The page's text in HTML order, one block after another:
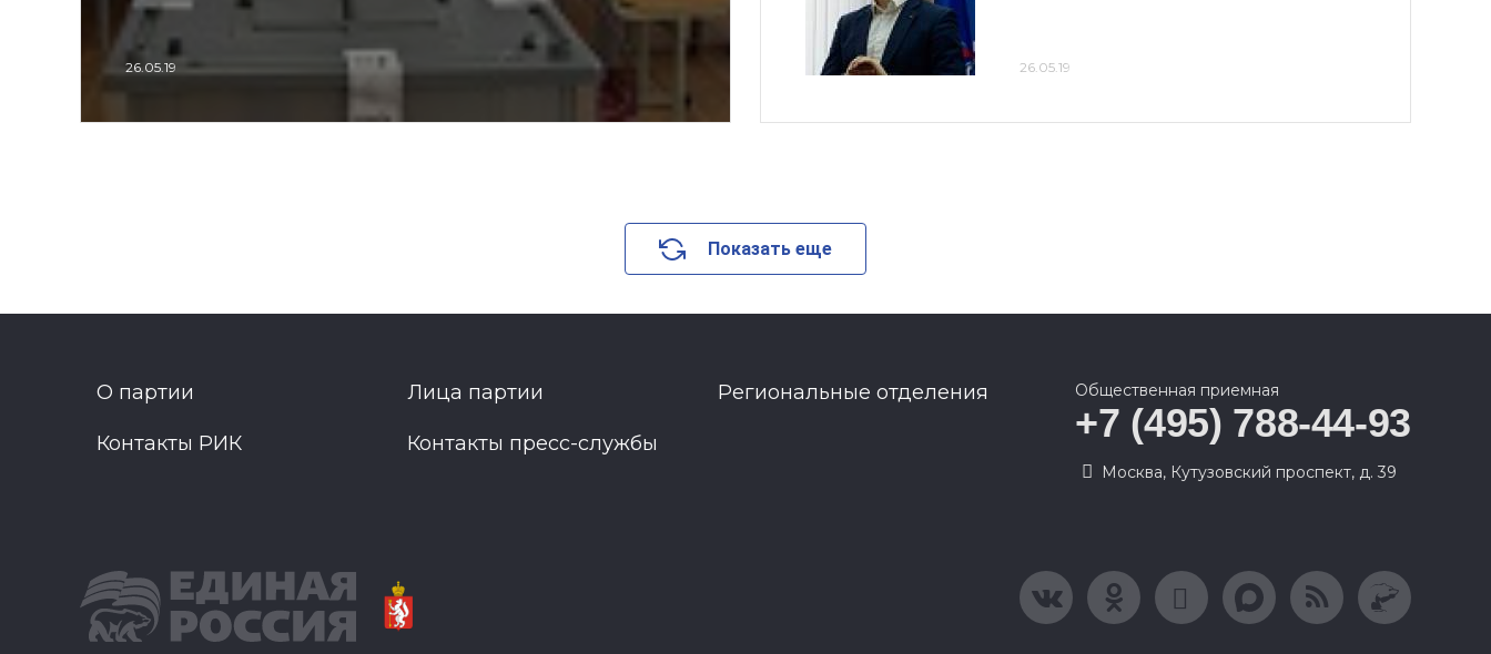
26.05.19 26.05.19
Показать еще
О партии Лица партии Региональные отделения
Контакты РИК Контакты пресс-службы
Общественная приемная
+7 (495) 788-44-93
Москва, Кутузовский проспект, д. 39